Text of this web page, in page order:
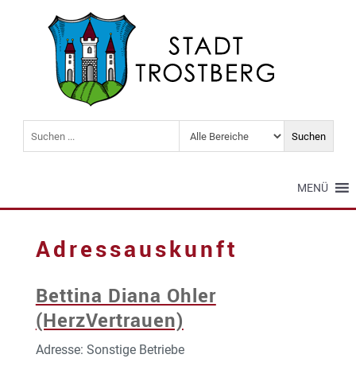
MENÜ
Adressauskunft
Bettina Diana Ohler
(HerzVertrauen)
Adresse: Sonstige Betriebe